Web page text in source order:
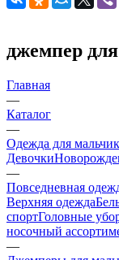
джемпер
Главная
—
Каталог
—
Одежда для
Девочки
—
Повседневная
Верхняя одежда
спортГоловные
носочный
—